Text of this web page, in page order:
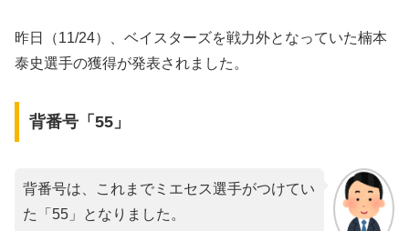
昨日（11/24）、ベイスターズを戦力外となっていた楠本
泰史選手の獲得が発表されました。
背番号「55」
背番号は、これまでミエセス選手がつけてい
た「55」となりました。